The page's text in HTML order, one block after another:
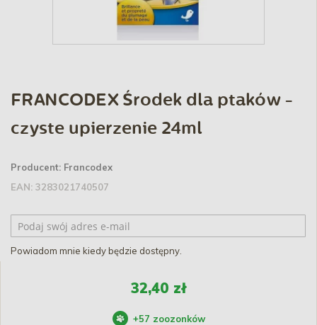
FRANCODEX Środek dla ptaków -
czyste upierzenie 24ml
Producent: Francodex
EAN: 3283021740507
Powiadom mnie kiedy będzie dostępny.
32,40 zł
+57 zoozonków